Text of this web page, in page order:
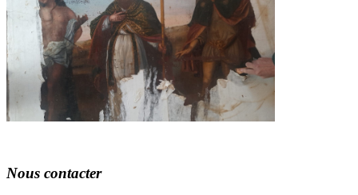
Nous contacter